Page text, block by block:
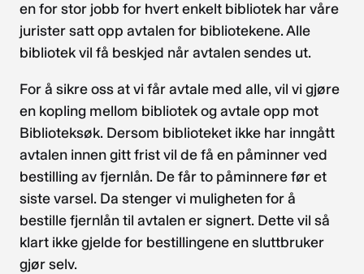
en for stor jobb for hvert enkelt bibliotek har våre
jurister satt opp avtalen for bibliotekene. Alle
bibliotek vil få beskjed når avtalen sendes ut.
For å sikre oss at vi får avtale med alle, vil vi gjøre
en kopling mellom bibliotek og avtale opp mot
Biblioteksøk. Dersom biblioteket ikke har inngått
avtalen innen gitt frist vil de få en påminner ved
bestilling av fjernlån. De får to påminnere før et
siste varsel. Da stenger vi muligheten for å
bestille fjernlån til avtalen er signert. Dette vil så
klart ikke gjelde for bestillingene en sluttbruker
gjør selv.